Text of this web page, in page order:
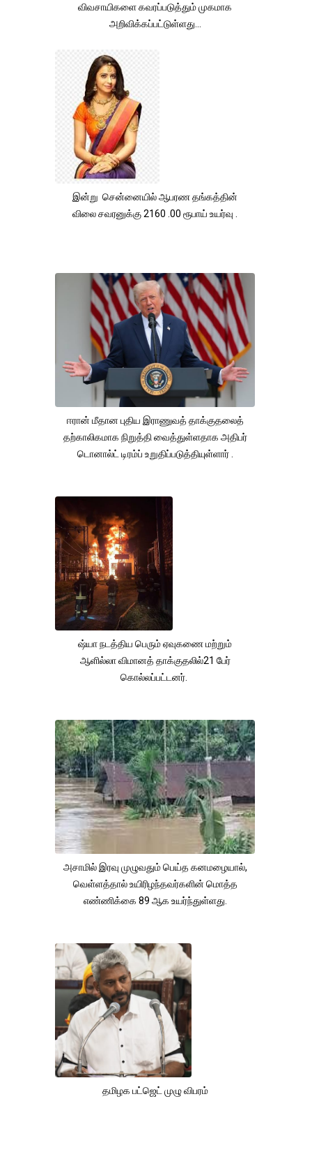
விவசாயிகளை கவரப்படுத்தும் முகமாக
அறிவிக்கப்பட்டுள்ளது...
இன்று சென்னையில் ஆபரண தங்கத்தின்
விலை சவரனுக்கு 2160 .00 ரூபாய் உயர்வு .
ஈரான் மீதான புதிய இராணுவத் தாக்குதலைத்
தற்காலிகமாக நிறுத்தி வைத்துள்ளதாக அதிபர்
டொனால்ட் டிரம்ப் உறுதிப்படுத்தியுள்ளார் .
ஷ்யா நடத்திய பெரும் ஏவுகணை மற்றும்
ஆளில்லா விமானத் தாக்குதலில்21 பேர்
கொல்லப்பட்டனர்.
அசாமில் இரவு முழுவதும் பெய்த கனமழையால்,
வெள்ளத்தால் உயிரிழந்தவர்களின் மொத்த
எண்ணிக்கை 89 ஆக உயர்ந்துள்ளது.
தமிழக பட்ஜெட் முழு விபரம்